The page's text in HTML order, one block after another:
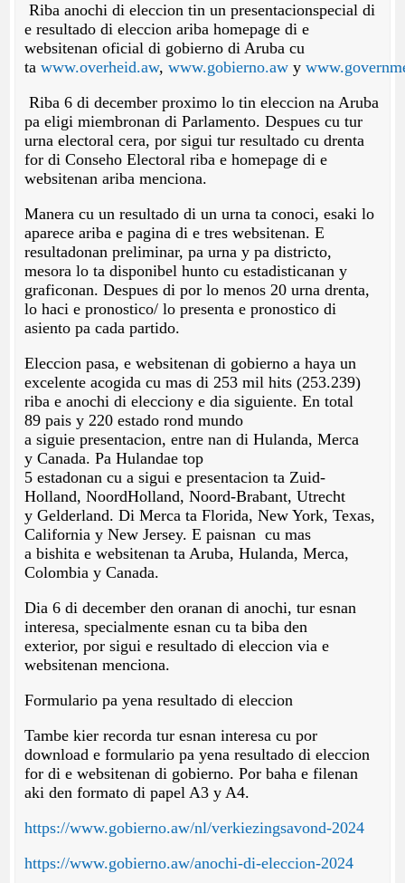
Riba anochi di eleccion tin un presentacionspecial di
e resultado di eleccion ariba homepage di e
websitenan oficial di gobierno di Aruba cu
tawww.overheid.aw,www.gobierno.aw y
Riba 6 di december proximo lo tin eleccion na Aruba
pa eligi miembronan di Parlamento. Despues cu tur
urna electoral cera, por sigui tur resultado cu drenta
for di Conseho Electoral riba e homepage di e
websitenan ariba menciona.
Manera cu un resultado di un urna ta conoci, esaki lo
aparece ariba e pagina di e tres websitenan. E
resultadonan preliminar, pa urna y pa districto,
mesora lo ta disponibel hunto cu estadisticanan y
graficonan. Despues di por lo menos 20 urna drenta,
lo haci e pronostico/ lo presenta e pronostico di
asiento pa cada partido.
Eleccion pasa, e websitenan di gobierno a haya un
excelente acogida cu mas di 253 mil hits (253.239)
riba e anochi di elecciony e dia siguiente. En total
89 pais y 220 estado rond mundo
a siguie presentacion, entre nan di Hulanda, Merca
y Canada. Pa Hulandae top
5 estadonan cu a sigui e presentacion ta Zuid-
Holland, NoordHolland, Noord-Brabant, Utrecht
y Gelderland. Di Merca ta Florida, New York, Texas,
California y New Jersey. E paisnan cu mas
a bishita e websitenan ta Aruba, Hulanda, Merca,
Colombia y Canada.
Dia 6 di december den oranan di anochi, tur esnan
interesa, specialmente esnan cu ta biba den
exterior, por sigui e resultado di eleccion via e
websitenan menciona.
Formulario pa yena resultado di eleccion
Tambe kier recorda tur esnan interesa cu por
download e formulario pa yena resultado di eleccion
for di e websitenan di gobierno. Por baha e filenan
aki den formato di papel A3 y A4.
https://www.gobierno.aw/nl/verkiezingsavond-2024
https://www.gobierno.aw/anochi-di-eleccion-2024